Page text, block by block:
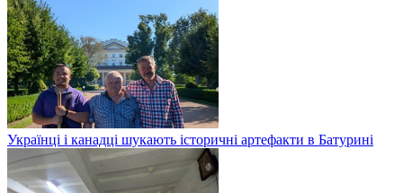
Українці і канадці шукають історичні артефакти в Батурині